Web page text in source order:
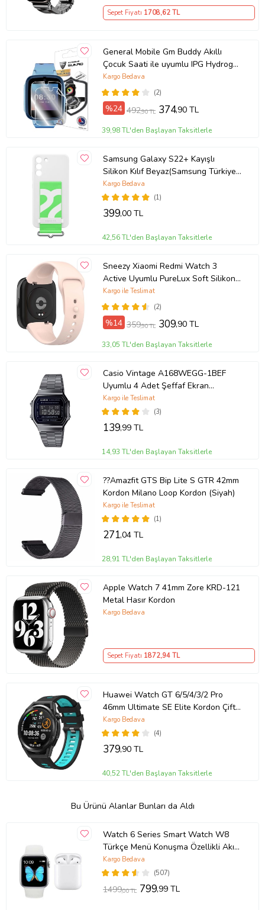
Ürün Kodu:kc1352908
Sepet Fiyatı 1708,62 TL
General Mobile Gm Buddy Akıllı
Çocuk Saati ile uyumlu IPG Hydrogel
Ekran Koruyucu (2 Adet) (Saat
Değildir)
(2)
Kargo Bedava
%24 492,90 TL 374,90 TL
39,98 TL'den Başlayan Taksitlerle
Samsung Galaxy S22+ Kayışlı
Silikon Kılıf Beyaz(Samsung Türkiye
Garantili)
(1)
Kargo Bedava
399,00 TL
42,56 TL'den Başlayan Taksitlerle
Sneezy Xiaomi Redmi Watch 3
Active Uyumlu PureLux Soft Silikon
Kordon (Pudra)
(2)
Kargo ile Teslimat
%14 359,90 TL 309,90 TL
33,05 TL'den Başlayan Taksitlerle
Casio Vintage A168WEGG-1BEF
Uyumlu 4 Adet Şeffaf Ekran
koruyucu Nano Jelatin
(3)
Kargo ile Teslimat
139,99 TL
14,93 TL'den Başlayan Taksitlerle
??Amazfit GTS Bip Lite S GTR 42mm
Kordon Milano Loop Kordon (Siyah)
(1)
Kargo ile Teslimat
271,04 TL
28,91 TL'den Başlayan Taksitlerle
Apple Watch 7 41mm Zore KRD-121
Metal Hasır Kordon
Kargo Bedava
Sepet Fiyatı 1872,94 TL
Huawei Watch GT 6/5/4/3/2 Pro
46mm Ultimate SE Elite Kordon Çift
Renk Çizgili Ko (Siyah-Mavi)
(4)
Kargo Bedava
379,90 TL
40,52 TL'den Başlayan Taksitlerle
Bu Ürünü Alanlar Bunları da Aldı
Watch 6 Series Smart Watch W8
Türkçe Menü Konuşma Özellikli Akıllı
Saat + TWS I12 Airpods Bluetooth
Kulaklık İkili Paket (Beyaz)
(507)
Kargo Bedava
1499,00 TL 799,99 TL